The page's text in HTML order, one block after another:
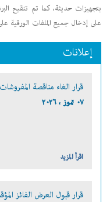
بتجهيزات حديثة، كما تم تنقيح
على إدخال جميع الملفات الورقية على
إعلانات
قرار الغاء مناقصة المفروشات
٠٧ تموز ، ٢٠٢٦
اقرأ المزيد
قرار قبول العرض الفائز